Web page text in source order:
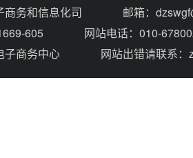
商务和信息化司
邮箱：
605
网站电话：010-
子商务中心 网站出错请联系